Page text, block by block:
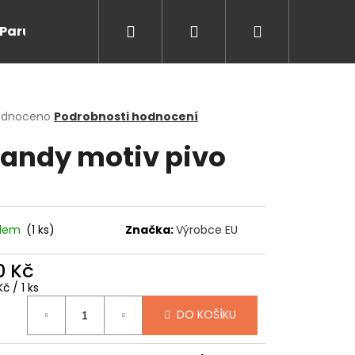
Paruky/kanekalon Doprodej Na cesty
Přihlášení
Podrobnosti hodnocení
motiv pivo
(1 ks) Značka:Výrobce EU
Kč
/ 1 ks
DO KOŠÍKU